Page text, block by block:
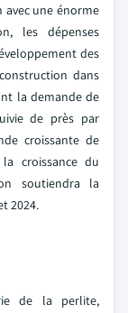
une énorme
les dépenses
des
dans
la demande de
de près par
croissante de
croissance du
soutiendra la
2024.
de la perlite,